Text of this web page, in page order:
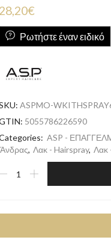
28,20€
Ρωτήστε έναν ειδικό
ASPMO-
5055786226590
ASP -
Άνδρας, Λακ - Hairspray, Λακ